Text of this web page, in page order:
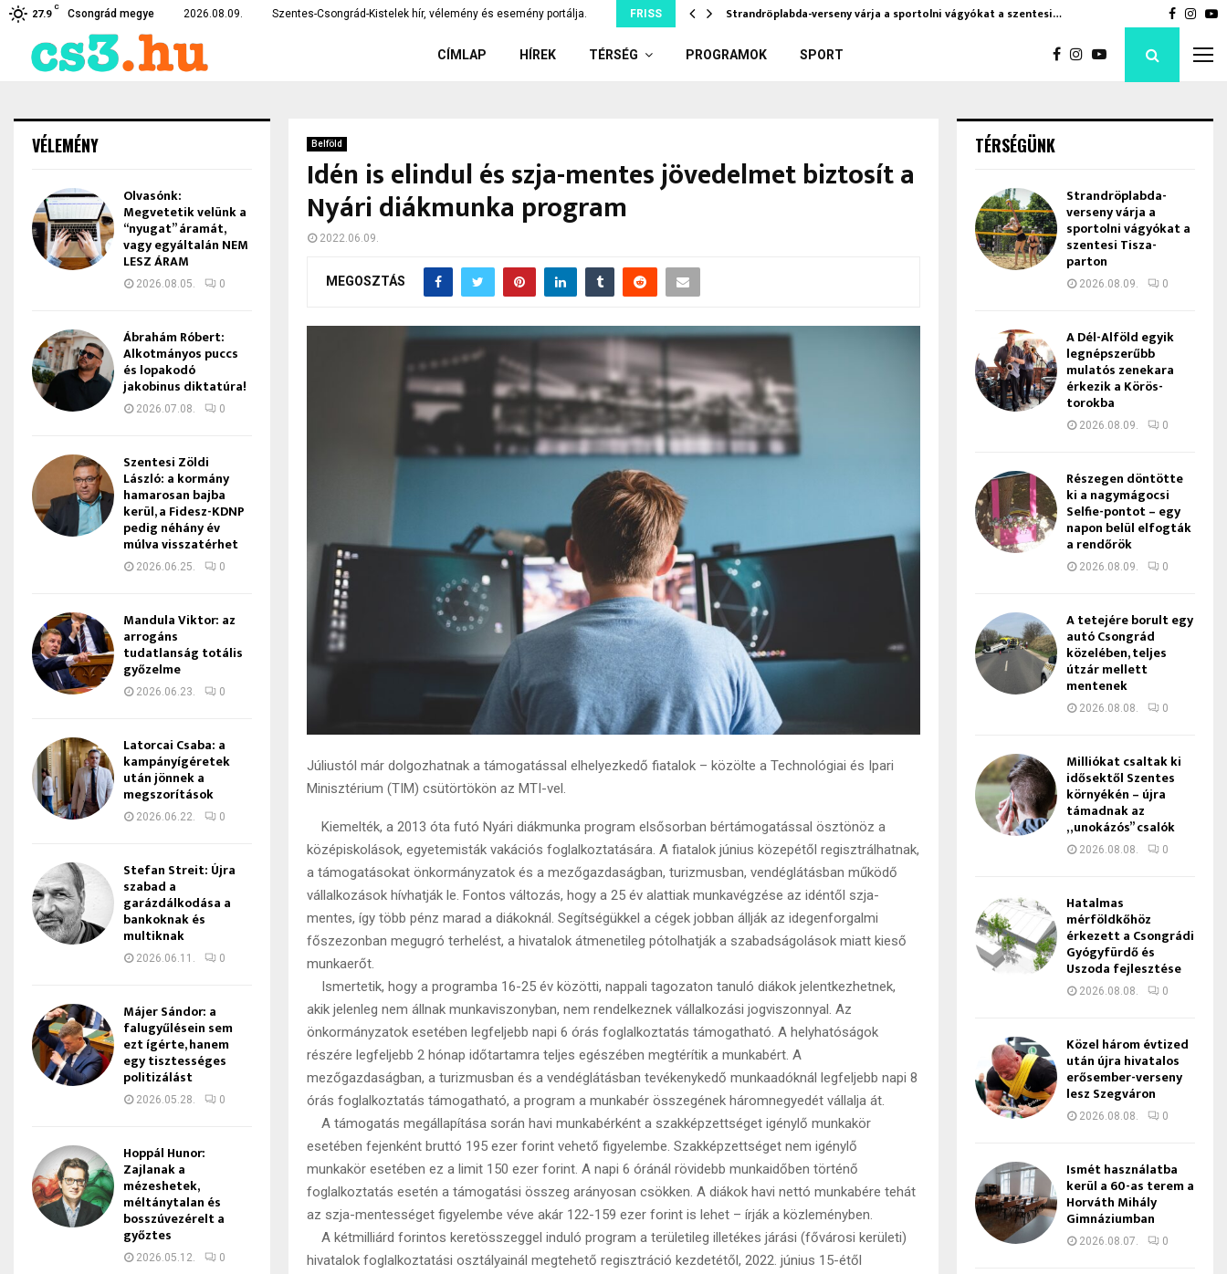
27.9
C
Csongrád megye 2026.08.09. Szentes-Csongrád-Kistelek hír, vélemény és esemény portálja. FRISS
ami… Teljesen kiborultak az emberek Baka András jelölésétől,… Strandröplabda-verseny várja a sportolni vágyókat a szentesi… A Dél-
CÍMLAP HÍREK TÉRSÉG PROGRAMOK SPORT
Belföld
Idén is elindul és szja-mentes jövedelmet biztosít a
Nyári diákmunka program
2022.06.09.
MEGOSZTÁS
Júliustól már dolgozhatnak a támogatással elhelyezkedő fiatalok – közölte a Technológiai és Ipari
Minisztérium (TIM) csütörtökön az MTI-vel.
Kiemelték, a 2013 óta futó Nyári diákmunka program elsősorban bértámogatással ösztönöz a
középiskolások, egyetemisták vakációs foglalkoztatására. A fiatalok június közepétől regisztrálhatnak,
a támogatásokat önkormányzatok és a mezőgazdaságban, turizmusban, vendéglátásban működő
vállalkozások hívhatják le. Fontos változás, hogy a 25 év alattiak munkavégzése az idéntől szja-
mentes, így több pénz marad a diákoknál. Segítségükkel a cégek jobban állják az idegenforgalmi
főszezonban megugró terhelést, a hivatalok átmenetileg pótolhatják a szabadságolások miatt kieső
munkaerőt.
Ismertetik, hogy a programba 16-25 év közötti, nappali tagozaton tanuló diákok jelentkezhetnek,
akik jelenleg nem állnak munkaviszonyban, nem rendelkeznek vállalkozási jogviszonnyal. Az
önkormányzatok esetében legfeljebb napi 6 órás foglalkoztatás támogatható. A helyhatóságok
részére legfeljebb 2 hónap időtartamra teljes egészében megtérítik a munkabért. A
mezőgazdaságban, a turizmusban és a vendéglátásban tevékenykedő munkaadóknál legfeljebb napi 8
órás foglalkoztatás támogatható, a program a munkabér összegének háromnegyedét vállalja át.
A támogatás megállapítása során havi munkabérként a szakképzettséget igénylő munkakör
esetében fejenként bruttó 195 ezer forint vehető figyelembe. Szakképzettséget nem igénylő
munkakör esetében ez a limit 150 ezer forint. A napi 6 óránál rövidebb munkaidőben történő
foglalkoztatás esetén a támogatási összeg arányosan csökken. A diákok havi nettó munkabére tehát
az szja-mentességet figyelembe véve akár 122-159 ezer forint is lehet – írják a közleményben.
A kétmilliárd forintos keretösszeggel induló program a területileg illetékes járási (fővárosi kerületi)
hivatalok foglalkoztatási osztályainál megtehető regisztráció kezdetétől, 2022. június 15-étől
VÉLEMÉNY
Olvasónk:
Megvetetik velünk a
“nyugat” áramát,
vagy egyáltalán NEM
LESZ ÁRAM
2026.08.05. 0
Ábrahám Róbert:
Alkotmányos puccs
és lopakodó
jakobinus diktatúra!
2026.07.08. 0
Szentesi Zöldi
László: a kormány
hamarosan bajba
kerül, a Fidesz-KDNP
pedig néhány év
múlva visszatérhet
2026.06.25. 0
Mandula Viktor: az
arrogáns
tudatlanság totális
győzelme
2026.06.23. 0
Latorcai Csaba: a
kampányígéretek
után jönnek a
megszorítások
2026.06.22. 0
Stefan Streit: Újra
szabad a
garázdálkodása a
bankoknak és
multiknak
2026.06.11. 0
Májer Sándor: a
falugyűlésein sem
ezt ígérte, hanem
egy tisztességes
politizálást
2026.05.28. 0
Hoppál Hunor:
Zajlanak a
mézeshetek,
méltánytalan és
bosszúvezérelt a
győztes
2026.05.12. 0
TÉRSÉGÜNK
Strandröplabda-
verseny várja a
sportolni vágyókat a
szentesi Tisza-
parton
2026.08.09. 0
A Dél-Alföld egyik
legnépszerűbb
mulatós zenekara
érkezik a Körös-
torokba
2026.08.09. 0
Részegen döntötte
ki a nagymágocsi
Selfie-pontot – egy
napon belül elfogták
a rendőrök
2026.08.09. 0
A tetejére borult egy
autó Csongrád
közelében, teljes
útzár mellett
mentenek
2026.08.08. 0
Milliókat csaltak ki
idősektől Szentes
környékén – újra
támadnak az
„unokázós” csalók
2026.08.08. 0
Hatalmas
mérföldkőhöz
érkezett a Csongrádi
Gyógyfürdő és
Uszoda fejlesztése
2026.08.08. 0
Közel három évtized
után újra hivatalos
erősember-verseny
lesz Szegváron
2026.08.08. 0
Ismét használatba
kerül a 60-as terem a
Horváth Mihály
Gimnáziumban
2026.08.07. 0